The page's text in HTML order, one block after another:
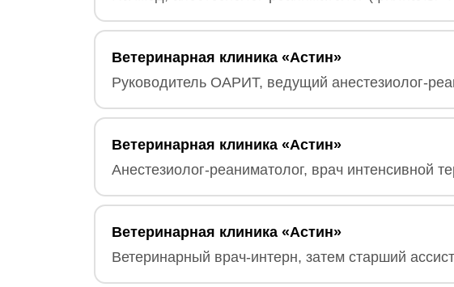
Ветеринарная клиника «Астин»
Руководитель ОАРИТ, ведущий анестезиолог-
Ветеринарная клиника «Астин»
Анестезиолог-реаниматолог, врач интенсивной
Ветеринарная клиника «Астин»
Ветеринарный врач-интерн, затем старший